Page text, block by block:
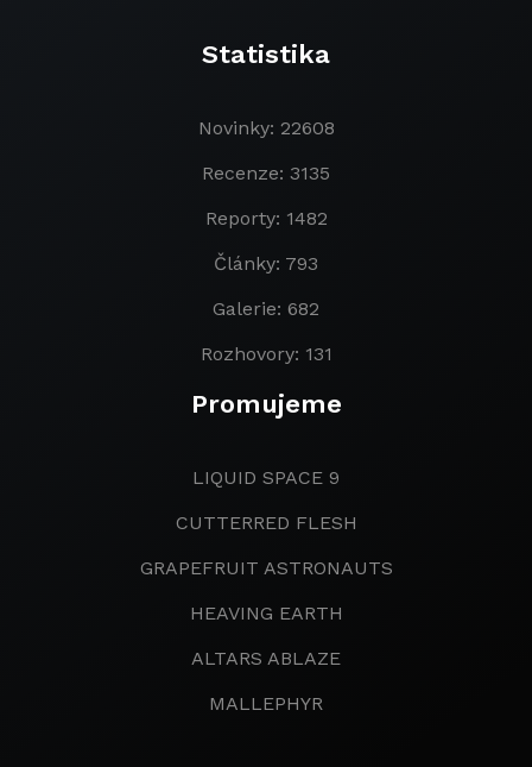
Statistika
Novinky: 22608
Recenze: 3135
Reporty: 1482
Články: 793
Galerie: 682
Rozhovory: 131
Promujeme
LIQUID SPACE 9
CUTTERRED FLESH
GRAPEFRUIT ASTRONAUTS
HEAVING EARTH
ALTARS ABLAZE
MALLEPHYR